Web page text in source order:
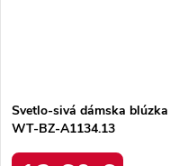
Svetlo-sivá dámska blúzka
WT-BZ-A1134.13